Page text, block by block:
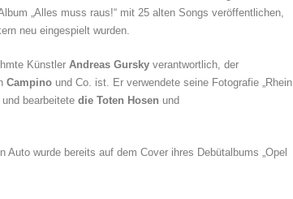
„Alles muss raus!“ mit 25 alten Songs veröffentlichen,
neu eingespielt wurden.
Künstler Andreas Gurskyverantwortlich, der
Campinound Co. ist. Er verwendete seine Fotografie „Rhein
bearbeitete die Toten Hosen und
wurde bereits auf dem Cover ihres Debütalbums „Opel